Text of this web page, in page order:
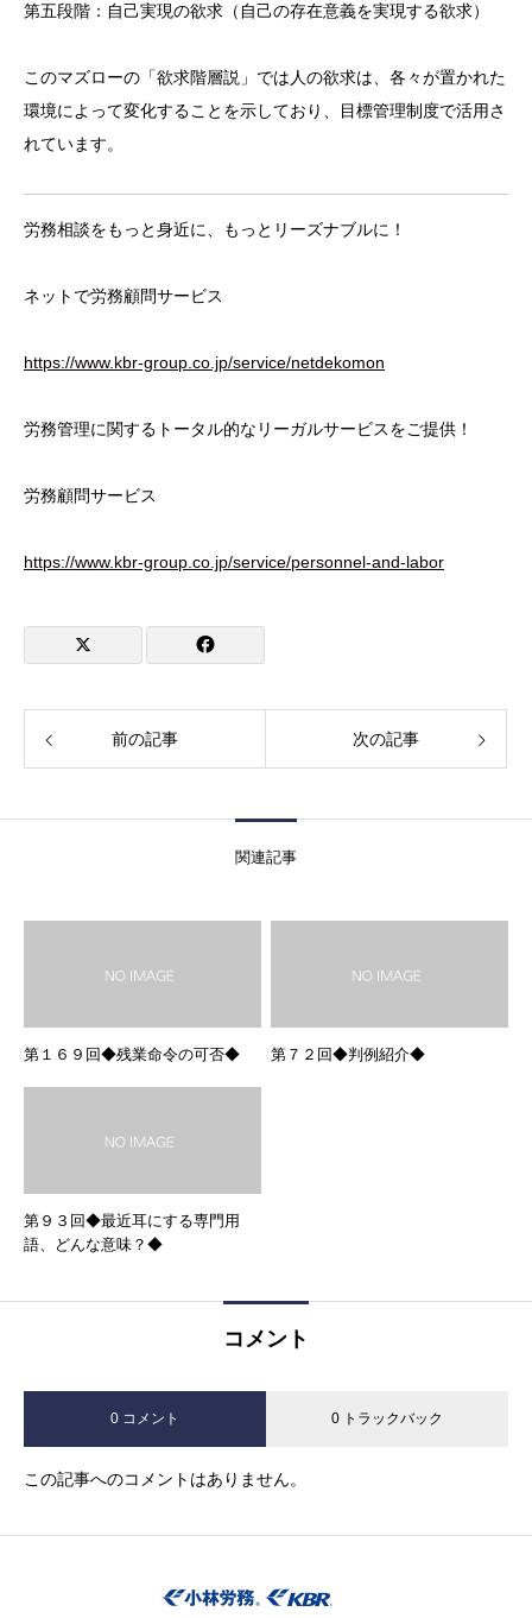
第五段階：自己実現の欲求（自己の存在意義を実現する欲求）
このマズローの「欲求階層説」では人の欲求は、各々が置かれた
環境によって変化することを示しており、目標管理制度で活用さ
れています。
労務相談をもっと身近に、もっとリーズナブルに！
ネットで労務顧問サービス
https://www.kbr-group.co.jp/service/netdekomon
労務管理に関するトータル的なリーガルサービスをご提供！
労務顧問サービス
https://www.kbr-group.co.jp/service/personnel-and-labor
前の記事 次の記事
関連記事
第１６９回◆残業命令の可否◆ 第７２回◆判例紹介◆
第９３回◆最近耳にする専門用
語、どんな意味？◆
コメント
0 コメント 0 トラックバック
この記事へのコメントはありません。